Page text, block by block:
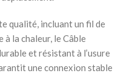
qualité, incluant un fil de
la chaleur, le Câble
et résistant à l’usure
une connexion stable